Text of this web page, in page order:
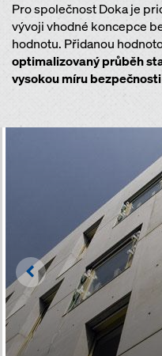
Pro společnost Doka je
vývoji vhodné koncepce
hodnotu. Přidanou
optimalizovaný průběh
vysokou míru bezpečnosti
Left